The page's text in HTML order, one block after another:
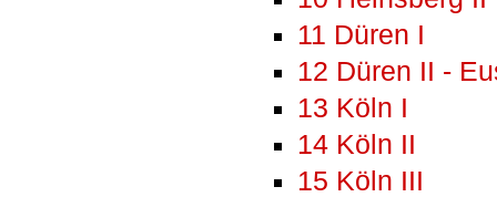
11 Düren I
12 Düren II -
13 Köln I
14 Köln II
15 Köln III